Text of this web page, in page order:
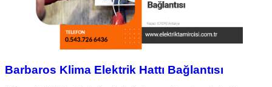
Barbaros Klima Elektrik Hattı Bağlantısı